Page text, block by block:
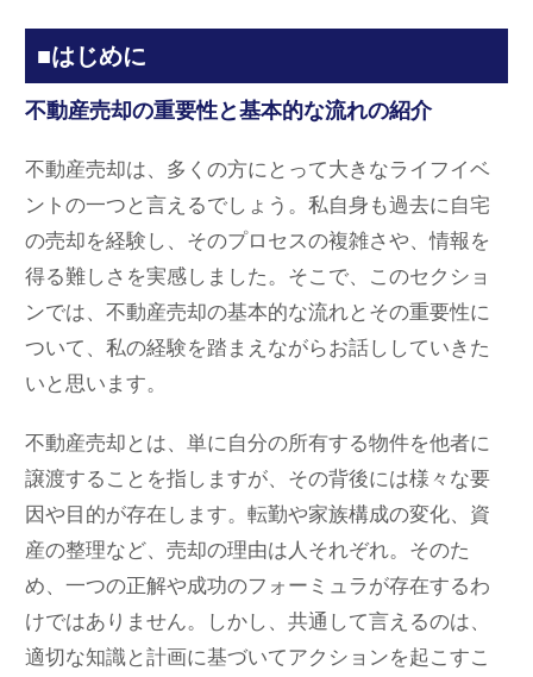
■はじめに
不動産売却の重要性と基本的な流れの紹介
不動産売却は、多くの方にとって大きなライフイベ
ントの一つと言えるでしょう。私自身も過去に自宅
の売却を経験し、そのプロセスの複雑さや、情報を
得る難しさを実感しました。そこで、このセクショ
ンでは、不動産売却の基本的な流れとその重要性に
ついて、私の経験を踏まえながらお話ししていきた
いと思います。
不動産売却とは、単に自分の所有する物件を他者に
譲渡することを指しますが、その背後には様々な要
因や目的が存在します。転勤や家族構成の変化、資
産の整理など、売却の理由は人それぞれ。そのた
め、一つの正解や成功のフォーミュラが存在するわ
けではありません。しかし、共通して言えるのは、
適切な知識と計画に基づいてアクションを起こすこ